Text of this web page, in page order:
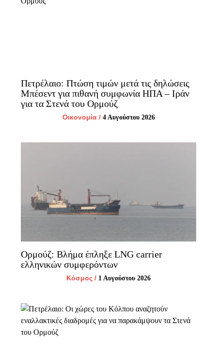
Πετρέλαιο: Πτώση τιμών μετά τις δηλώσεις
Μπέσεντ για πιθανή συμφωνία ΗΠΑ – Ιράν
για τα Στενά του Ορμούζ
Οικονομία/ 4 Αυγούστου 2026
Ορμούζ: Βλήμα έπληξε LNG carrier
ελληνικών συμφερόντων
Κόσμος / 1 Αυγούστου 2026